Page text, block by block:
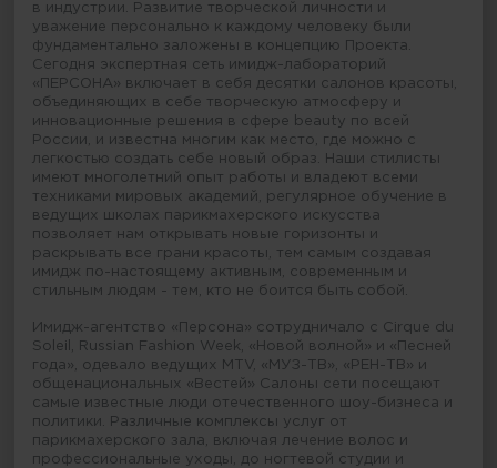
в индустрии. Развитие творческой личности и
уважение персонально к каждому человеку были
фундаментально заложены в концепцию Проекта.
Сегодня экспертная сеть имидж-лабораторий
«ПЕРСОНА» включает в себя десятки салонов красоты,
объединяющих в себе творческую атмосферу и
инновационные решения в сфере beauty по всей
России, и известна многим как место, где можно с
легкостью создать себе новый образ. Наши стилисты
имеют многолетний опыт работы и владеют всеми
техниками мировых академий, регулярное обучение в
ведущих школах парикмахерского искусства
позволяет нам открывать новые горизонты и
раскрывать все грани красоты, тем самым создавая
имидж по-настоящему активным, современным и
стильным людям - тем, кто не боится быть собой.
Имидж-агентство «Персона» сотрудничало с Cirque du
Soleil, Russian Fashion Week, «Новой волной» и «Песней
года», одевало ведущих MTV, «МУЗ-ТВ», «РЕН-ТВ» и
общенациональных «Вестей» Салоны сети посещают
самые известные люди отечественного шоу-бизнеса и
политики. Различные комплексы услуг от
парикмахерского зала, включая лечение волос и
профессиональные уходы, до ногтевой студии и